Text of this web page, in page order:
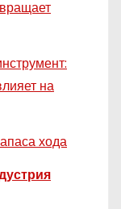
на
хода